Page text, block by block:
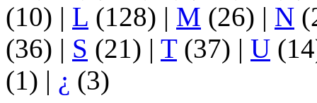
(10) | L (128) | M (26) | N
(36) | S (21) | T(37) | U
(1) | ¿ (3)